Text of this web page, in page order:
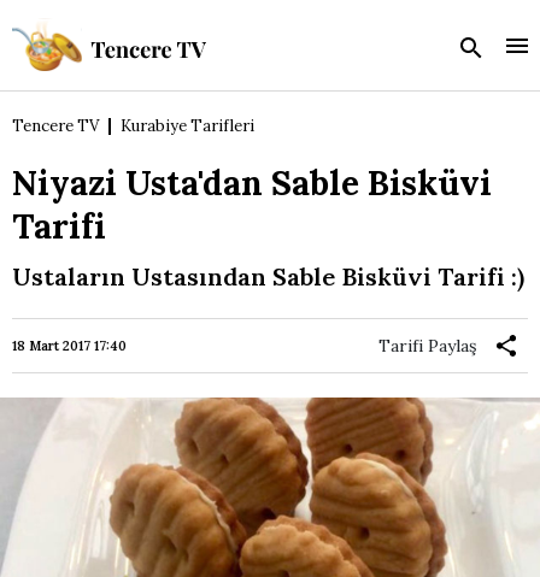
Tencere TV Kurabiye Tarifleri
Niyazi Usta'dan Sable Bisküvi
Tarifi
Ustaların Ustasından Sable Bisküvi Tarifi :)
18 Mart 2017 17:40 Tarifi Paylaş